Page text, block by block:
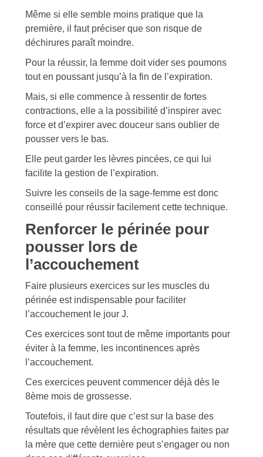
Même si elle semble moins pratique que la
première, il faut préciser que son risque de
déchirures paraît moindre.
Pour la réussir, la femme doit vider ses poumons
tout en poussant jusqu’à la fin de l’expiration.
Mais, si elle commence à ressentir de fortes
contractions, elle a la possibilité d’inspirer avec
force et d’expirer avec douceur sans oublier de
pousser vers le bas.
Elle peut garder les lèvres pincées, ce qui lui
facilite la gestion de l’expiration.
Suivre les conseils de la sage-femme est donc
conseillé pour réussir facilement cette technique.
Renforcer le périnée pour
pousser lors de
l’accouchement
Faire plusieurs exercices sur les muscles du
périnée est indispensable pour faciliter
l’accouchement le jour J.
Ces exercices sont tout de même importants pour
éviter à la femme, les incontinences après
l’accouchement.
Ces exercices peuvent commencer déjà dès le
8ème mois de grossesse.
Toutefois, il faut dire que c’est sur la base des
résultats que révèlent les échographies faites par
la mère que cette dernière peut s’engager ou non